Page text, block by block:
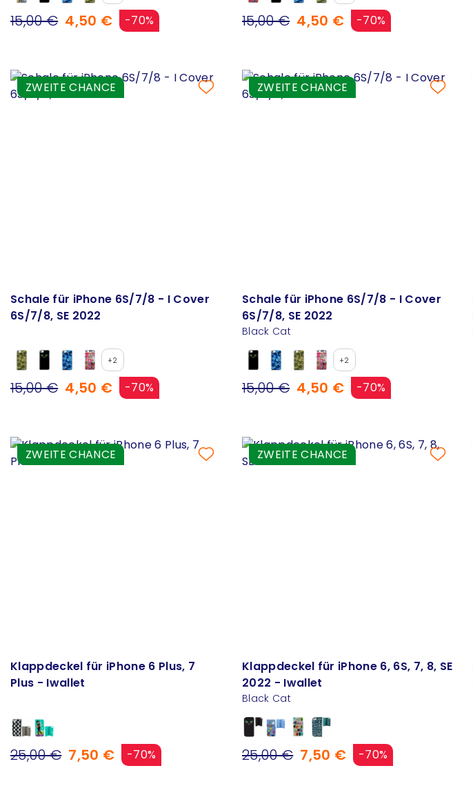
15,00 € 4,50 € -70% 15,00 € 4,50 € -70%
ZWEITE CHANCE
Schale für iPhone 6S/7/8 - I Cover
6S/7/8, SE 2022
+2
15,00 € 4,50 € -70%
ZWEITE CHANCE
Schale für iPhone 6S/7/8 - I Cover
6S/7/8, SE 2022
Black Cat
+2
15,00 € 4,50 € -70%
ZWEITE CHANCE
Klappdeckel für iPhone 6 Plus, 7
Plus - Iwallet
25,00 € 7,50 € -70%
ZWEITE CHANCE
Klappdeckel für iPhone 6, 6S, 7, 8, SE
2022 - Iwallet
Black Cat
25,00 € 7,50 € -70%